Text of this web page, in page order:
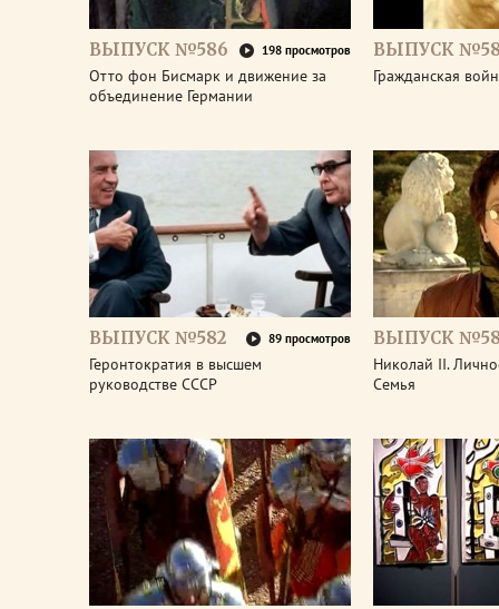
ВЫПУСК №586 198 просмотров
Отто фон Бисмарк и движение за
объединение Германии
ВЫПУСК
Гражданская
ВЫПУСК №582 89 просмотров
Геронтократия в высшем
руководстве СССР
ВЫПУСК
Николай II.
Семья